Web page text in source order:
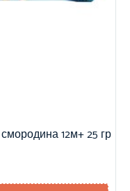
12м+ 25 гр